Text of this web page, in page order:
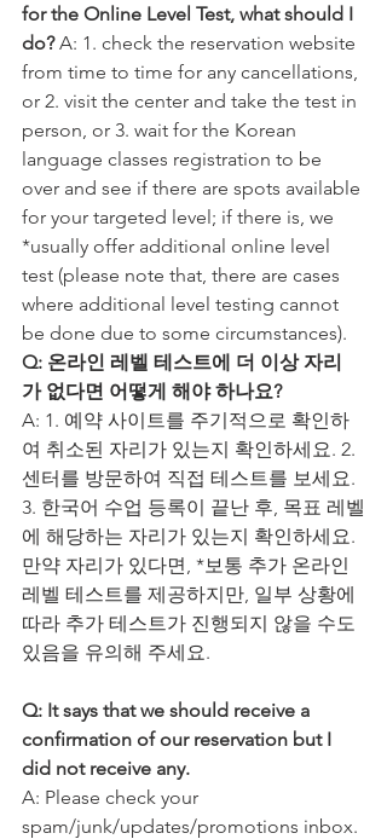
for the Online Level Test, what should I
do? A: 1. check the reservation website
from time to time for any cancellations,
or 2. visit the center and take the test in
person, or 3. wait for the Korean
language classes registration to be
over and see if there are spots available
for your targeted level; if there is, we
*usually offer additional online level
test (please note that, there are cases
where additional level testing cannot
be done due to some circumstances).
Q: 온라인 레벨 테스트에 더 이상 자리
가 없다면 어떻게 해야 하나요?
A: 1. 예약 사이트를 주기적으로 확인하
여 취소된 자리가 있는지 확인하세요. 2.
센터를 방문하여 직접 테스트를 보세요.
3. 한국어 수업 등록이 끝난 후, 목표 레벨
에 해당하는 자리가 있는지 확인하세요.
만약 자리가 있다면, *보통 추가 온라인
레벨 테스트를 제공하지만, 일부 상황에
따라 추가 테스트가 진행되지 않을 수도
있음을 유의해 주세요.
Q: It says that we should receive a
confirmation of our reservation but I
did not receive any.
A: Please check your
spam/junk/updates/promotions inbox.